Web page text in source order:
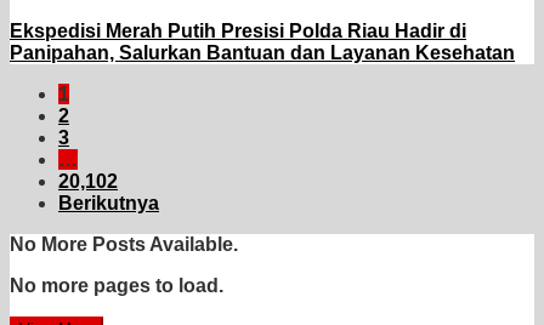
Ekspedisi Merah Putih Presisi Polda Riau Hadir di
Panipahan, Salurkan Bantuan dan Layanan Kesehatan
1
2
3
…
20,102
Berikutnya
No More Posts Available.
No more pages to load.